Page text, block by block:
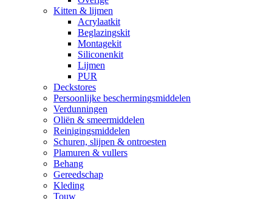
Kitten & lijmen
Acrylaatkit
Beglazingskit
Montagekit
Siliconenkit
Lijmen
PUR
Deckstores
Persoonlijke beschermingsmiddelen
Verdunningen
Oliën & smeermiddelen
Reinigingsmiddelen
Schuren, slijpen & ontroesten
Plamuren & vullers
Behang
Gereedschap
Kleding
Touw